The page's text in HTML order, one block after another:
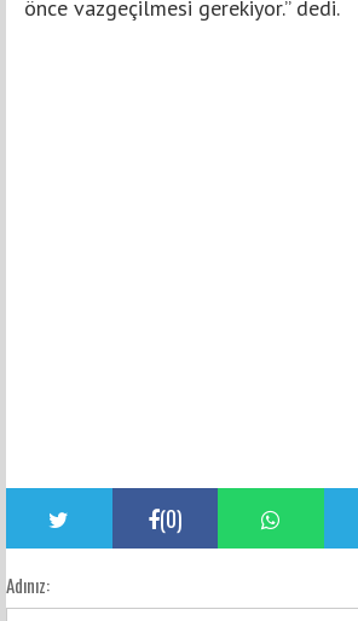
önce vazgeçilmesi gerekiyor.” dedi.
(0)
Adınız: